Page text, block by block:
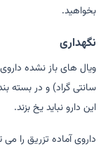
بخواهید.
نگهداری
سانتی گراد) و در بسته
این دارو نباید یخ بزند.